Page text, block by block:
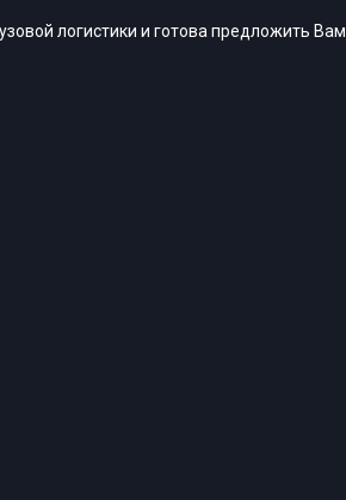
логистики и готова предложить Вам